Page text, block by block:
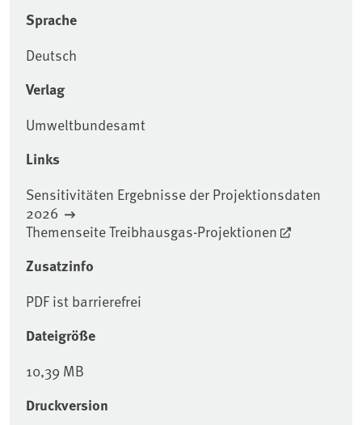
Sprache
Deutsch
Verlag
Umweltbundesamt
Links
Sensitivitäten Ergebnisse der Projektionsdaten
2026
Themenseite Treibhausgas-Projektionen
Zusatzinfo
PDF ist barrierefrei
Dateigröße
10,39 MB
Druckversion